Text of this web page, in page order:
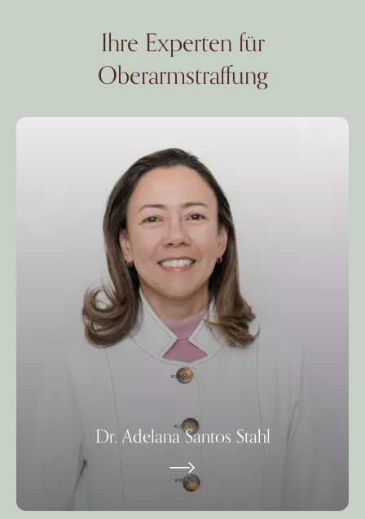
Ihre Experten für
Oberarmstraffung
Dr. Adelana Santos Stahl